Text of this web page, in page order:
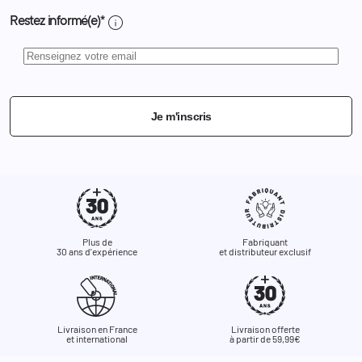
Restez informé(e)* info
Je m'inscris
Plus de
30 ans d'expérience
Fabriquant
et distributeur exclusif
Livraison en France
et international
Livraison offerte
à partir de 59,99€